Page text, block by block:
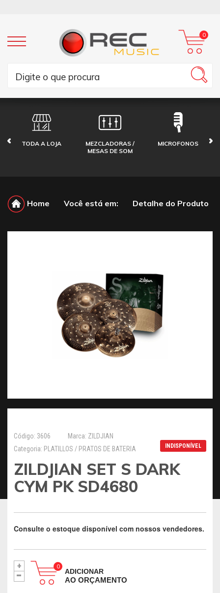
0
TODA A LOJA
MEZCLADORAS /
MESAS DE SOM
MICROFONOS
Home Você está em: Detalhe do Produto
Código: 3606
Marca: ZILDJIAN
Categoria: PLATILLOS / PRATOS DE BATERIA
INDISPONÍVEL
ZILDJIAN SET S DARK
CYM PK SD4680
Consulte o estoque disponível com nossos vendedores.
+
- ADICIONAR
AO ORÇAMENTO